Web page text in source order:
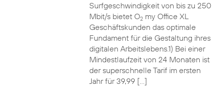
Surfgeschwindigkeit von bis zu 250
Mbit/s bietet O2my Office XL
Geschäftskunden das optimale
Fundament für die Gestaltung ihres
digitalen Arbeitslebens.1) Bei einer
Mindestlaufzeit von 24 Monaten ist
der superschnelle Tarif im ersten
Jahr für 39,99 […]